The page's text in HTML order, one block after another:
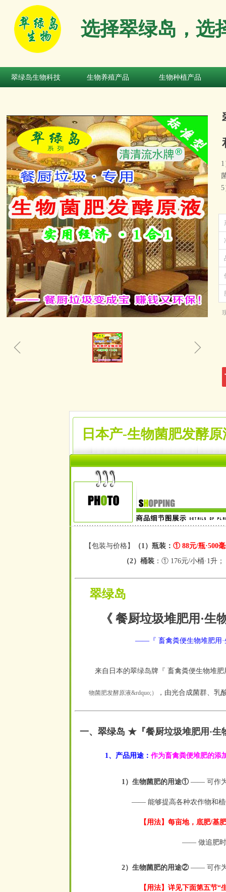
选择翠绿岛，选
翠绿岛生物科技 生物养殖产品 生物种植产品
ꁆ ꁇ
日本产-生物菌肥发酵原
【包装与价格】 （1）瓶装： ① 88元/瓶·500
（2）桶装 ：① 176元/小桶· 1升
翠绿岛
《 餐厨垃圾堆肥用 ·生
——『 畜禽粪便生物堆肥用 ·
来自日本的翠绿岛牌『 畜禽粪便生物堆肥
物菌肥发酵原液&rdquo;） ，由光合成菌群、
一、翠绿岛 ★『餐厨垃圾堆肥用 ·生
1、产品用途： 作为畜禽粪便堆肥的添
1）生物菌肥的用途① —— 可作
—— 能够提高各种农作物和
【用法】每亩地，底肥/基肥
—— 做追肥
2）生物菌肥的用途② —— 可作
【用法】详见下面第五节“
5